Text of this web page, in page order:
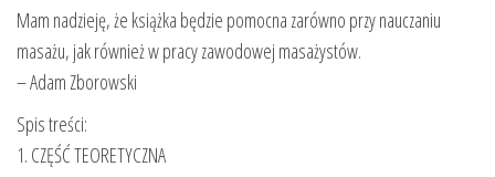
Mam nadzieję, że książka będzie pomocna zarówno przy nauczaniu
masażu, jak również w pracy zawodowej masażystów.
– Adam Zborowski
Spis treści:
1. CZĘŚĆ TEORETYCZNA